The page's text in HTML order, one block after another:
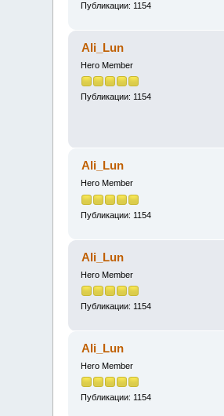
Публикации: 1154
Ali_Lun
Hero Member
Публикации: 1154
Ali_Lun
Hero Member
Публикации: 1154
Ali_Lun
Hero Member
Публикации: 1154
Ali_Lun
Hero Member
Публикации: 1154